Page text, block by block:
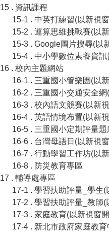
15 . 資訊課程
15-1 . 中英打練習(以新視
15-2 . 運算思維挑戰賽(以
15-3 . Google圖片搜尋(以
15-4 . 中小學數位素養資
16 . 校內主題網站
16-1 . 三重國小管樂團(以
16-2 . 三重國小交通安全
16-3 . 校內語文競賽(以新
16-4 . 英語情境布置(以新
16-5 . 三重國小定期評量
16-6 . 台灣母語日(以新視
16-7 . 行動學習工作坊(以
16-8 . 防災教育專區
17 . 輔導處專區
17-1 . 學習扶助評量_學生(
17-2 . 學習扶助評量_教師(
17-3 . 家庭教育(以新視窗
17-4 . 新北市政府家庭教